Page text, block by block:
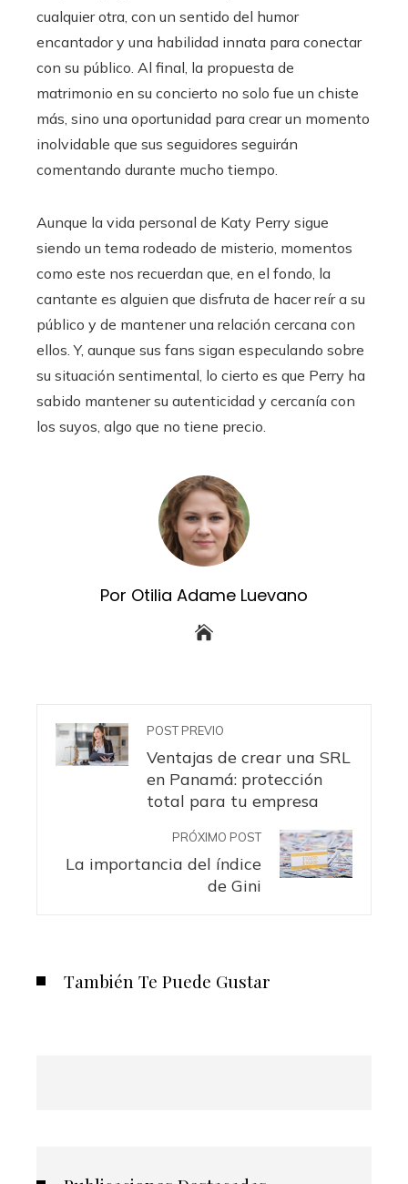
cualquier otra, con un sentido del humor
encantador y una habilidad innata para conectar
con su público. Al final, la propuesta de
matrimonio en su concierto no solo fue un chiste
más, sino una oportunidad para crear un momento
inolvidable que sus seguidores seguirán
comentando durante mucho tiempo.
Aunque la vida personal de Katy Perry sigue
siendo un tema rodeado de misterio, momentos
como este nos recuerdan que, en el fondo, la
cantante es alguien que disfruta de hacer reír a su
público y de mantener una relación cercana con
ellos. Y, aunque sus fans sigan especulando sobre
su situación sentimental, lo cierto es que Perry ha
sabido mantener su autenticidad y cercanía con
los suyos, algo que no tiene precio.
Por Otilia Adame Luevano
POST PREVIO
Ventajas de crear una SRL
en Panamá: protección
total para tu empresa
PRÓXIMO POST
La importancia del índice
de Gini
También Te Puede Gustar